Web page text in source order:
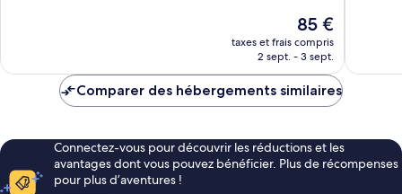
Le
nouveau
prix
de
85 €
taxes et frais compris
2 sept. - 3 sept.
Comparer des hébergements similaires
Connectez-vous pour découvrir les réductions et les
avantages dont vous pouvez bénéficier. Plus de récompenses
pour plus d’aventures !